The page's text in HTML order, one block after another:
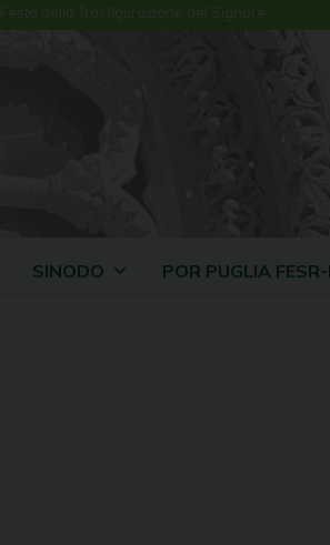
Festa della Trasfigurazione del Signore
SINODO POR PUGLIA FESR-